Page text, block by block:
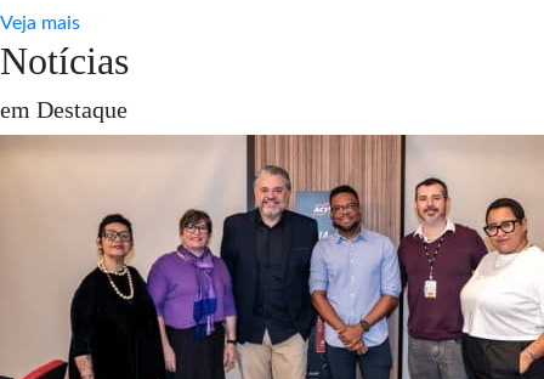
Veja mais
Notícias
em Destaque